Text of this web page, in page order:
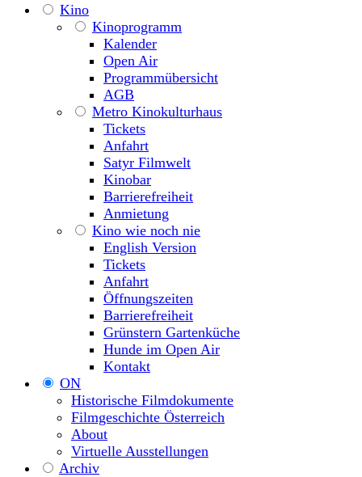
Kino
Kinoprogramm
Kalender
Open Air
Programmübersicht
AGB
Metro Kinokulturhaus
Tickets
Anfahrt
Satyr Filmwelt
Kinobar
Barrierefreiheit
Anmietung
Kino wie noch nie
English Version
Tickets
Anfahrt
Öffnungszeiten
Barrierefreiheit
Grünstern Gartenküche
Hunde im Open Air
Kontakt
ON
Historische Filmdokumente
Filmgeschichte Österreich
About
Virtuelle Ausstellungen
Archiv